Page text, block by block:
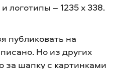
логотипы – 1235 x 338.
публиковать на
Но из других
за шапку с картинками